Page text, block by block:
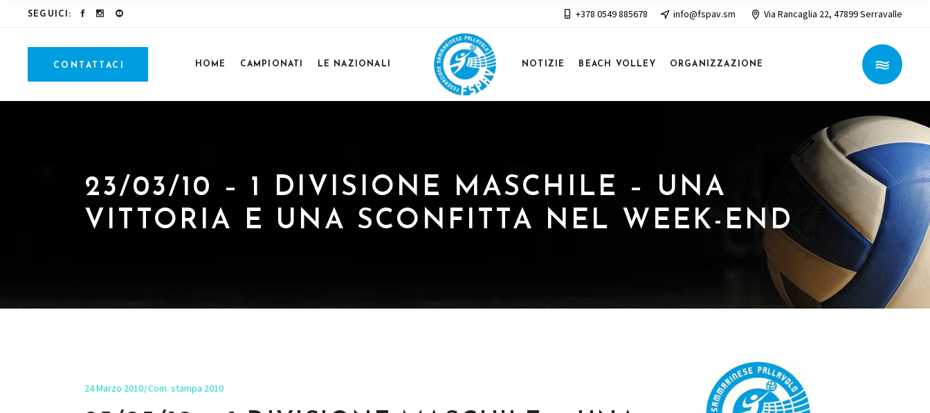
SEGUICI: +378 0549 885678 info@fspav.sm Via Rancaglia 22, 47899 Serravalle
CONTATTACI HOME CAMPIONATI LE NAZIONALI NOTIZIE BEACH VOLLEY ORGANIZZAZIONE
23/03/10 – 1 DIVISIONE MASCHILE – UNA
VITTORIA E UNA SCONFITTA NEL WEEK-END
24 Marzo 2010 Com. stampa 2010